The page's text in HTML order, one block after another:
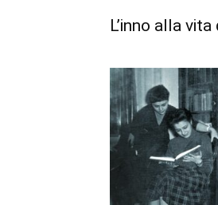
L’inno alla